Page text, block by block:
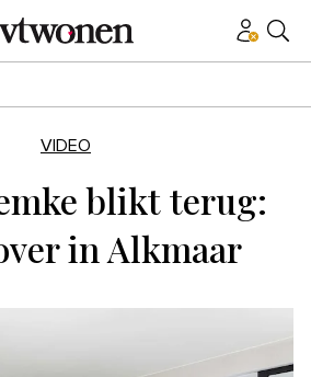
VIDEO
blikt terug:
in Alkmaar